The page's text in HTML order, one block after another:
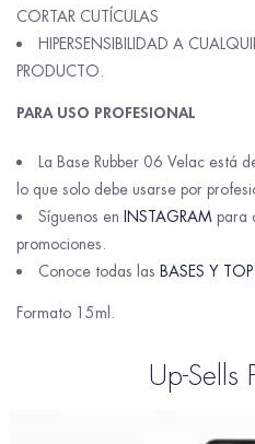
CORTAR CUTÍCULAS
HIPERSENSIBILIDAD A
PRODUCTO.
PARA USO PROFESIONAL
La Base Rubber 06 Velac está
lo que solo debe usarse por
Síguenos en INSTAGRAM para
promociones.
Conoce todas las BASES Y
Formato 15ml.
Up-Sells